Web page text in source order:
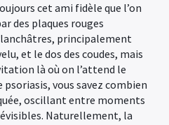
cet ami fidèle que l’on
des plaques rouges
principalement
et le dos des coudes, mais
là où on l’attend le
psoriasis, vous savez combien
oscillant entre moments
Naturellement, la